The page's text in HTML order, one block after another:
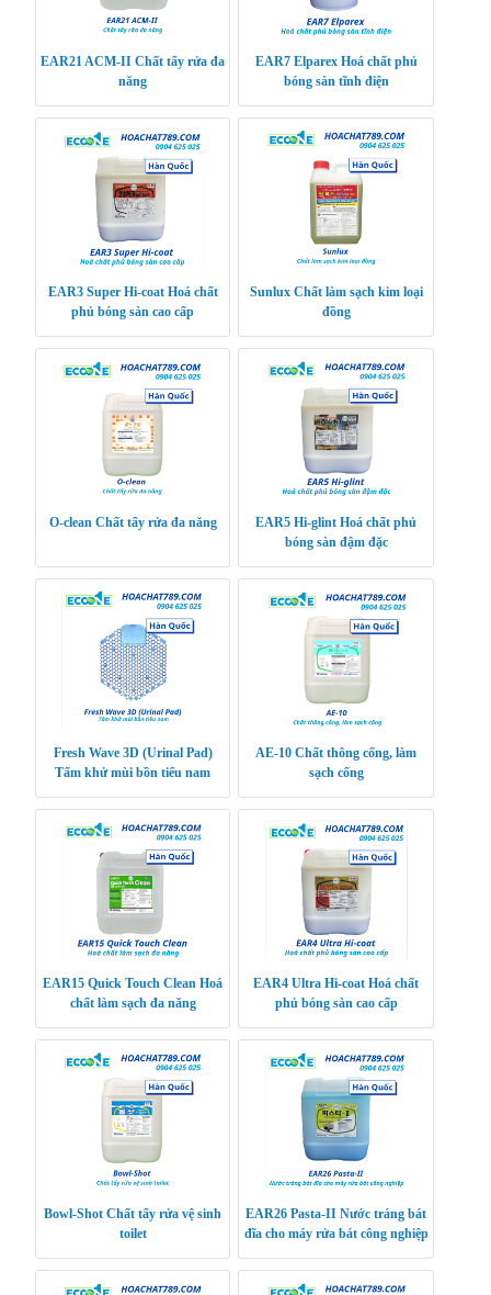
EAR21 ACM-II Chất tẩy rửa đa
năng
EAR7 Elparex Hoá chất phủ
bóng sàn tĩnh điện
EAR3 Super Hi-coat Hoá chất
phủ bóng sàn cao cấp
Sunlux Chất làm sạch kim loại
đồng
O-clean Chất tẩy rửa đa năng
EAR5 Hi-glint Hoá chất phủ
bóng sàn đậm đặc
Fresh Wave 3D (Urinal Pad)
Tấm khử mùi bồn tiểu nam
AE-10 Chất thông cống, làm
sạch cống
EAR15 Quick Touch Clean Hoá
chất làm sạch đa năng
EAR4 Ultra Hi-coat Hoá chất
phủ bóng sàn cao cấp
Bowl-Shot Chất tẩy rửa vệ sinh
toilet
EAR26 Pasta-II Nước tráng bát
đĩa cho máy rửa bát công nghiệp